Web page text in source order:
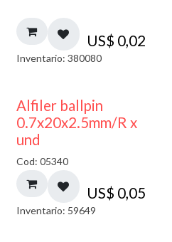
US$ 0,02
Inventario: 380080
Alfiler ballpin
0.7x20x2.5mm/R x
und
Cod: 05340
US$ 0,05
Inventario: 59649